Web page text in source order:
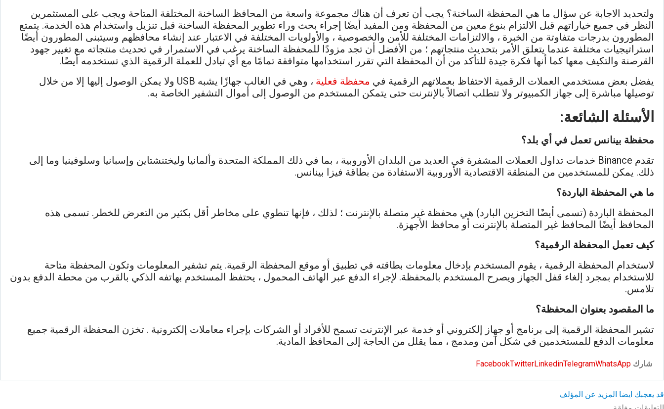
ولتحديد الاجابة عن سؤال ما هي المحفظة الساخنة؟ يجب أن تعرف أن هناك مجموعة واسعة من المحافظ الساخنة المختلفة المتاحة ويجب على المستثمرين
النظر في جميع خياراتهم قبل الالتزام بنوع معين من المحفظة ومن المفيد أيضًا إجراء بحث وراء تطوير المحفظة الساخنة قبل تنزيل واستخدام هذه الخدمة. يتمتع
المطورون بدرجات متفاوتة من الخبرة ، والالتزامات المختلفة للأمن والخصوصية ، والأولويات المختلفة في الاعتبار عند إنشاء محافظهم وسيتبنى المطورون أيضًا
استراتيجيات مختلفة عندما يتعلق الأمر بتحديث منتجاتهم ؛ من الأفضل أن تجد مزودًا للمحفظة الساخنة يرغب في الاستمرار في تحديث منتجاته مع تغيير جهود
القرصنة والتكيف معها كما أنها فكرة جيدة للتأكد من أن المحفظة التي تقرر استخدامها متوافقة تمامًا مع أي تبادل للعملة الرقمية الذي تستخدمه أيضًا.
يفضل بعض مستخدمي العملات الرقمية الاحتفاظ بعملاتهم الرقمية في محفظة فعلية
، وهي في الغالب جهازًا يشبه USB ولا يمكن الوصول إليها إلا من خلال
توصيلها مباشرة إلى جهاز الكمبيوتر ولا تتطلب اتصالاً بالإنترنت حتى يتمكن المستخدم من الوصول إلى أموال التشفير الخاصة به.
الأسئلة الشائعة:
محفظة بينانس تعمل في أي بلد؟
تقدم Binance خدمات تداول العملات المشفرة في العديد من البلدان الأوروبية ، بما في ذلك المملكة المتحدة وألمانيا وليختنشتاين وإسبانيا وسلوفينيا وما إلى
ذلك. يمكن للمستخدمين من المنطقة الاقتصادية الأوروبية الاستفادة من بطاقة فيزا بينانس.
ما هي المحفظة الباردة؟
المحفظة الباردة (تسمى أيضًا التخزين البارد) هي محفظة غير متصلة بالإنترنت ؛ لذلك ، فإنها تنطوي على مخاطر أقل بكثير من التعرض للخطر. تسمى هذه
المحافظ أيضًا المحافظ غير المتصلة بالإنترنت أو محافظ الأجهزة.
كيف تعمل المحفظة الرقمية؟
لاستخدام المحفظة الرقمية ، يقوم المستخدم بإدخال معلومات بطاقته في تطبيق أو موقع المحفظة الرقمية. يتم تشفير المعلومات وتكون المحفظة متاحة
للاستخدام بمجرد إلغاء قفل الجهاز ويصرح المستخدم بالمحفظة. لإجراء الدفع عبر الهاتف المحمول ، يحتفظ المستخدم بهاتفه الذكي بالقرب من محطة الدفع بدون
تلامس.
ما المقصود بعنوان المحفظة؟
تشير المحفظة الرقمية إلى برنامج أو جهاز إلكتروني أو خدمة عبر الإنترنت تسمح للأفراد أو الشركات بإجراء معاملات إلكترونية . تخزن المحفظة الرقمية جميع
معلومات الدفع للمستخدمين في شكل آمن ومدمج ، مما يقلل من الحاجة إلى المحافظ المادية.
شارك FacebookTwitterLinkedinTelegramWhatsApp
قد يعجبك ايضا المزيد عن المؤلف